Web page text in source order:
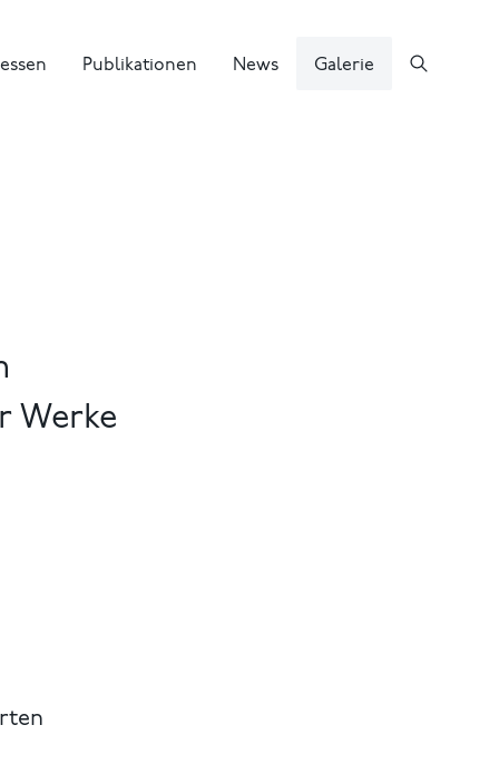
Publikationen News Galerie
Werke